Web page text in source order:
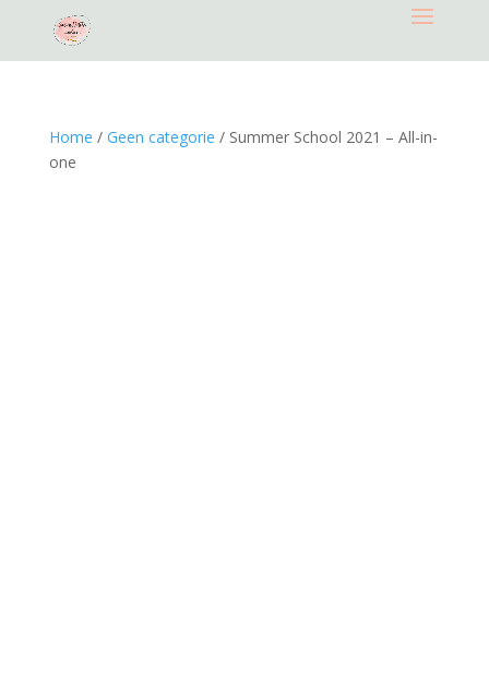
Home / Geen categorie / Summer School 2021 – All-in-
one